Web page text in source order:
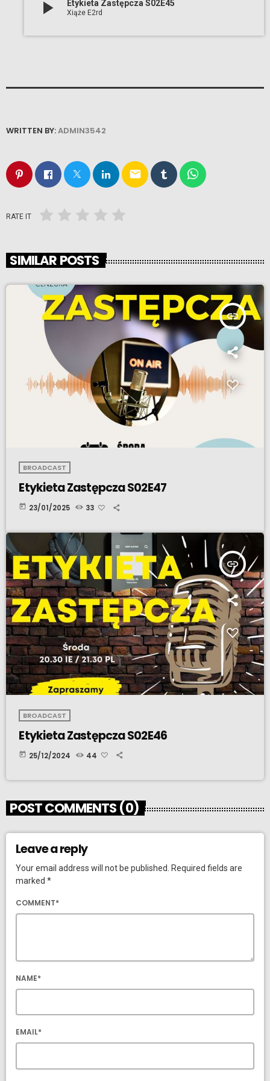
play_arrow Etykieta Zastępcza S02E45
Xiąże E2rd
WRITTEN BY:ADMIN3542
email
RATE IT
SIMILAR POSTS
insert_link
BROADCAST
Etykieta Zastępcza S02E47
today 23/01/2025 33
insert_link
BROADCAST
Etykieta Zastępcza S02E46
today 25/12/2024 44
POST COMMENTS (0)
Leave a reply
Your email address will not be published. Required fields are
marked *
COMMENT*
NAME*
EMAIL*